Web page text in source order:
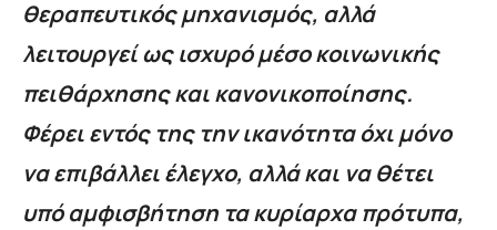
θεραπευτικός μηχανισμός, αλλά
λειτουργεί ως ισχυρό μέσο κοινωνικής
πειθάρχησης και κανονικοποίησης.
Φέρει εντός της την ικανότητα όχι μόνο
να επιβάλλει έλεγχο, αλλά και να θέτει
υπό αμφισβήτηση τα κυρίαρχα πρότυπα,